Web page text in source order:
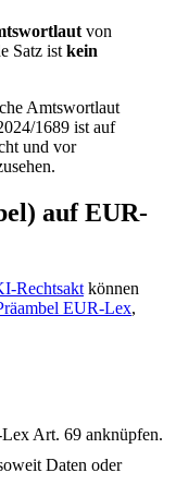
von
Satz ist kein
Amtswortlaut
1689 ist auf
und vor
auf EUR-
Rechtsakt können
EUR-Lex,
Art. 69 anknüpfen.
Daten oder